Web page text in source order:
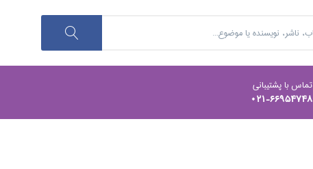
تماس با پشتیبانی
021-66954748